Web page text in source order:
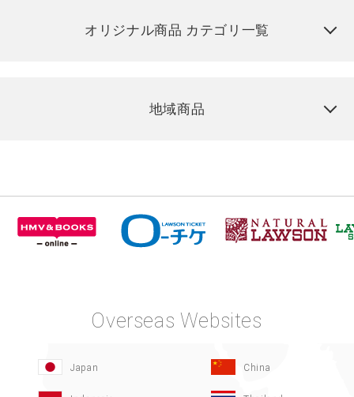
オリジナル商品 カテゴリ一覧
地域商品
Overseas Websites
Japan China